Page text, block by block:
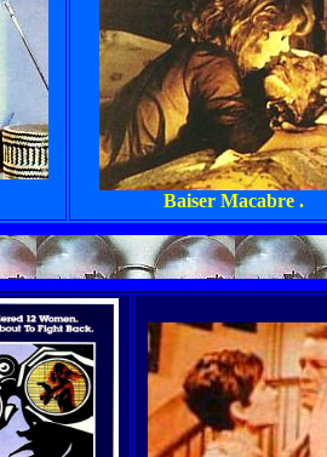
Baiser Macabre .